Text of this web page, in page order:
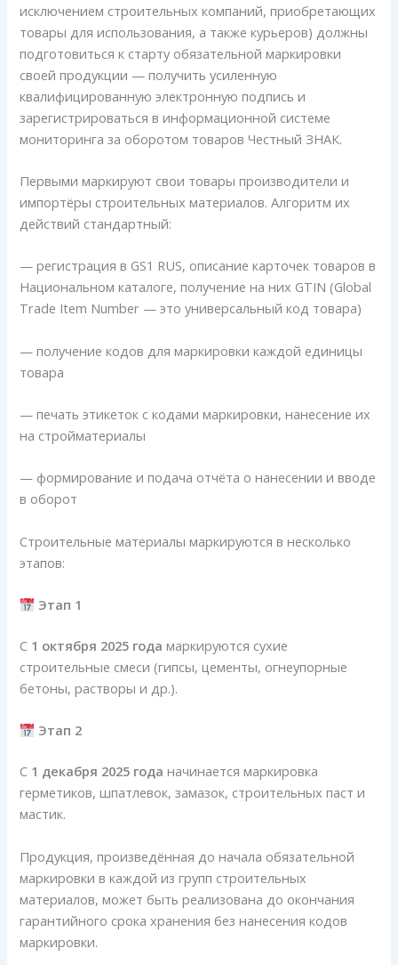
исключением строительных компаний, приобретающих
товары для использования, а также курьеров) должны
подготовиться к старту обязательной маркировки
своей продукции — получить усиленную
квалифицированную электронную подпись и
зарегистрироваться в информационной системе
мониторинга за оборотом товаров Честный ЗНАК.
Первыми маркируют свои товары производители и
импортёры строительных материалов. Алгоритм их
действий стандартный:
— регистрация в GS1 RUS, описание карточек товаров в
Национальном каталоге, получение на них GTIN (Global
Trade Item Number — это универсальный код товара)
— получение кодов для маркировки каждой единицы
товара
— печать этикеток с кодами маркировки, нанесение их
на стройматериалы
— формирование и подача отчёта о нанесении и вводе
в оборот
Строительные материалы маркируются в несколько
этапов:
Этап 1
С 1 октября 2025 года маркируются сухие
строительные смеси (гипсы, цементы, огнеупорные
бетоны, растворы и др.).
Этап 2
С 1 декабря 2025 года начинается маркировка
герметиков, шпатлевок, замазок, строительных паст и
мастик.
Продукция, произведённая до начала обязательной
маркировки в каждой из групп строительных
материалов, может быть реализована до окончания
гарантийного срока хранения без нанесения кодов
маркировки.